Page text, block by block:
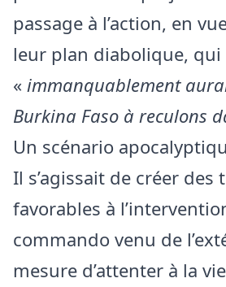
passage à l’action, en
leur plan diabolique, qui
« immanquablement
Burkina Faso à reculons
Un scénario
Il s’agissait de créer des
favorables à
commando venu de
mesure d’attenter à la